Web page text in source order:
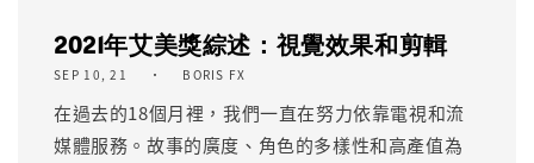
2021年艾美獎綜述：視覺效果和剪輯
SEP 10, 21 BORIS FX
在過去的18個月裡，我們一直在努力依靠電視和流
媒體服務。故事的廣度、角色的多樣性和高產值為